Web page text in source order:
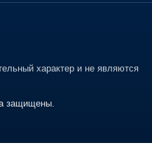
характер и не являются
защищены.